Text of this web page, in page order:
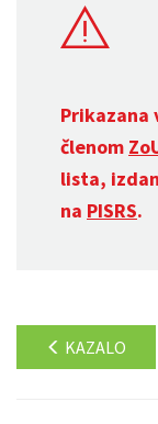
Prikazana
členom
lista,
na PISRS.
KAZALO